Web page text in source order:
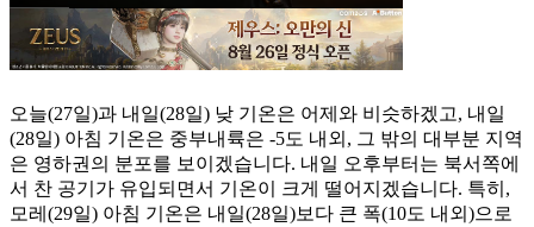
오늘(27일)과 내일(28일) 낮 기온은 어제와 비슷하겠고, 내일
(28일) 아침 기온은 중부내륙은 -5도 내외, 그 밖의 대부분 지역
은 영하권의 분포를 보이겠습니다. 내일 오후부터는 북서쪽에
서 찬 공기가 유입되면서 기온이 크게 떨어지겠습니다. 특히,
모레(29일) 아침 기온은 내일(28일)보다 큰 폭(10도 내외)으로